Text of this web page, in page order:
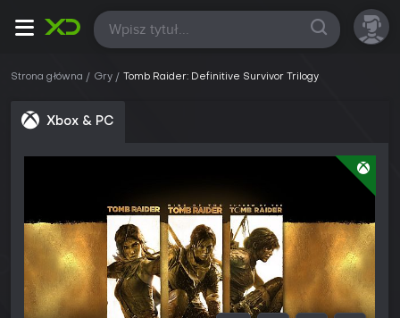
Wszystkie
Strona główna Gry Tomb Raider: Definitive Survivor Trilogy
Xbox & PC